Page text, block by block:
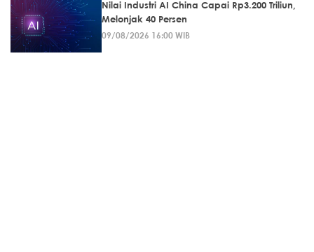
Nilai Industri AI China Capai Rp3.200 Triliun,
Melonjak 40 Persen
09/08/2026 16:00 WIB